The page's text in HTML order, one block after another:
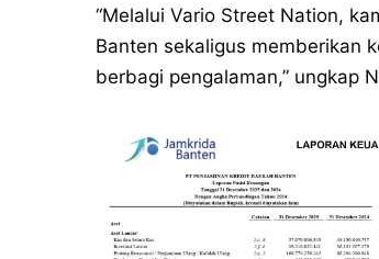
“Melalui Vario Street Nation,
Banten sekaligus memberikan
berbagi pengalaman,” ungkap